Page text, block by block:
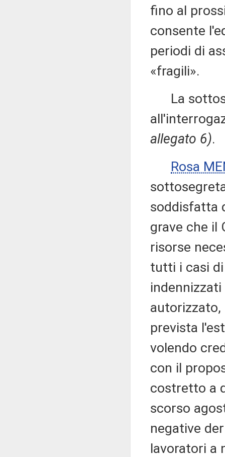
fino al
consente
periodi di
«fragili».
La
allegato 6).
Rosa
soddisfatta
grave che il
risorse
tutti i casi
autorizzato,
prevista
volendo
con il
costretto a
scorso
negative
lavoratori a